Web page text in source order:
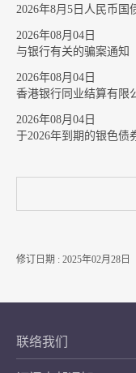
2026年8月5日人民币国
2026年08月04日
与银行有关的骗案通知
2026年08月04日
香港银行同业结算有限
2026年08月04日
于2026年到期的银色债
修订日期 : 2025年02月28日
联络我们